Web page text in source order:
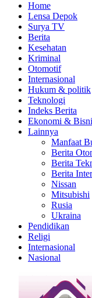
Home
Lensa Depok
Surya TV
Berita
Kesehatan
Kriminal
Otomotif
Internasional
Hukum & politik
Teknologi
Indeks Berita
Ekonomi &
Lainnya
Manfaat
Berita
Berita
Berita
Nissan
Mitsubishi
Rusia
Ukraina
Pendidikan
Religi
Internasional
Nasional